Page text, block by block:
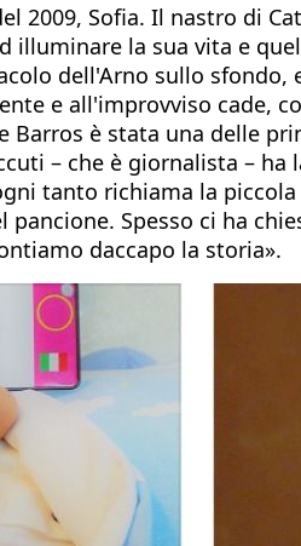
2009, Sofia. Il nastro di
la sua vita e
dell'Arno sullo
e all'improvviso cade,
è stata una delle
– che è giornalista –
tanto richiama la
pancione. Spesso ci ha
daccapo la storia».